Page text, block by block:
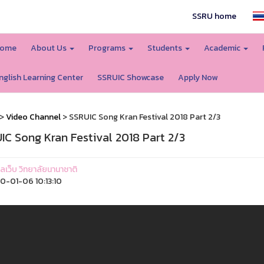
SSRU home
About Us Programs Students Academic
Learning Center SSRUIC Showcase Apply Now
Video Channel> SSRUIC Song Kran Festival 2018 Part 2/3
Song Kran Festival 2018 Part 2/3
ว็บ วิทยาลัยนานาชาติ
01-06 10:13:10